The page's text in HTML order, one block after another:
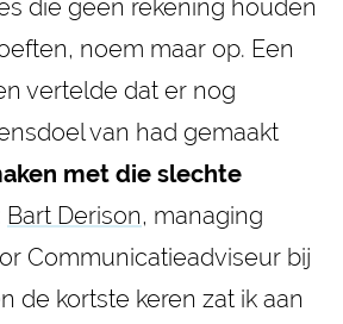
die geen rekening houden
noem maar op. Een
vertelde dat er nog
van had gemaakt
met die slechte
Bart Derison, managing
Communicatieadviseur bij
de kortste keren zat ik aan